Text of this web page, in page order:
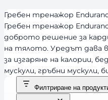
Гребен тренажор
Гребен тренажор
доброто решение за
на тялото. Уредът дава
за изгаряне на калории,
мускули, гръбни мускули,
Филтриране на